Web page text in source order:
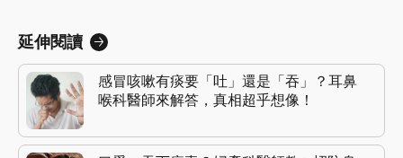
延伸閱讀
感冒咳嗽有痰要「吐」還是「吞」？耳鼻
喉科醫師來解答，真相超乎想像！